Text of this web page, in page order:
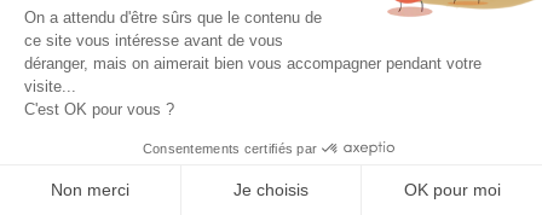
TARIFS ET RÉSERVATION
Description Avis Localisation
Situation de l'appartement